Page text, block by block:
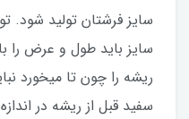
سایز فرشتان تولید شود.
سایز باید طول و عرض را با
ریشه را چون تا میخورد
سفید قبل از ریشه در